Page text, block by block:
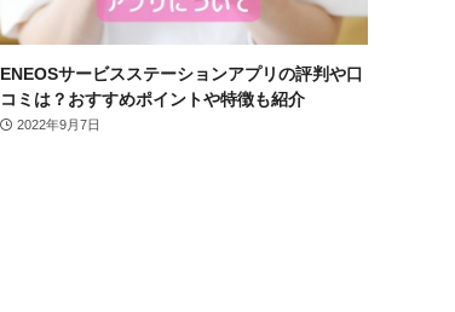
ENEOSサービスステーションアプリの評判や口
コミは？おすすめポイントや特徴も紹介
2022年9月7日